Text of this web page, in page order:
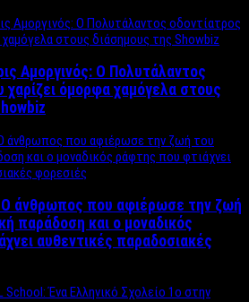
Αμοργινός: O Πολυτάλαντος
χαρίζει όμορφα χαμόγελα στους
O άνθρωπος που αφιέρωσε την ζωή
παράδοση και ο μοναδικός
αυθεντικές παραδοσιακές